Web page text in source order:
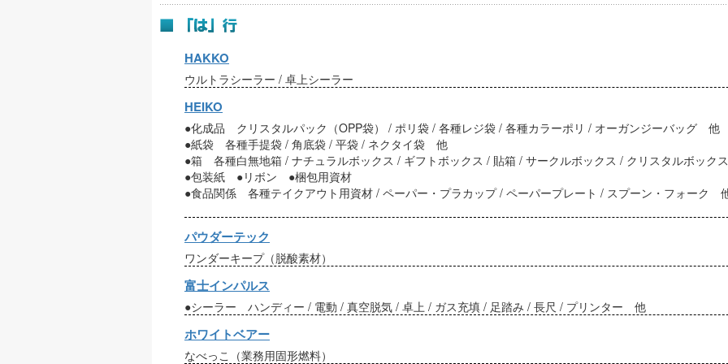
HAKKO
ウルトラシーラー / 卓上シーラー
HEIKO
●化成品 クリスタルパック（OPP袋） / ポリ袋 / 各種レジ袋 / 各種カラーポリ / オーガンジーバッグ 他
●紙袋 各種手提袋 / 角底袋 / 平袋 / ネクタイ袋 他
●箱 各種白無地箱 / ナチュラルボックス / ギフトボックス / 貼箱 / サークルボックス / クリスタルボック
●包装紙 ●リボン ●梱包用資材
●食品関係 各種テイクアウト用資材 / ペーパー・プラカップ / ペーパープレート / スプーン・フォーク
パウダーテック
ワンダーキープ（脱酸素材）
富士インパルス
●シーラー ハンディー / 電動 / 真空脱気 / 卓上 / ガス充填 / 足踏み / 長尺 / プリンター 他
ホワイトベアー
なべっこ（業務用固形燃料）